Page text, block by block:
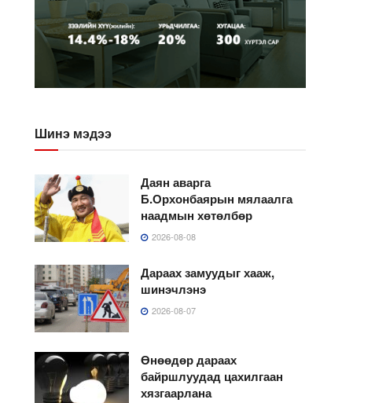
Шинэ мэдээ
Даян аварга
Б.Орхонбаярын мялаалга
наадмын хөтөлбөр
2026-08-08
Дараах замуудыг хааж,
шинэчлэнэ
2026-08-07
Өнөөдөр дараах
байршлуудад цахилгаан
хязгаарлана